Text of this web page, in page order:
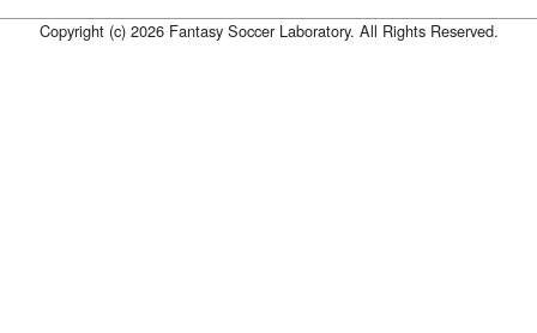
Copyright (c) 2026 Fantasy Soccer Laboratory. All Rights Reserved.